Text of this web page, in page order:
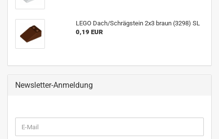
LEGO Dach/Schrägstein 2x3 braun (3298) SL
0,19 EUR
Newsletter-Anmeldung
ZUR
E-
Mail